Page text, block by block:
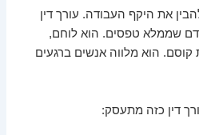
את היקף העבודה. עורך דין
שממלא טפסים. הוא לוחם,
הוא מלווה אנשים ברגעים
דין כזה מתעסק: